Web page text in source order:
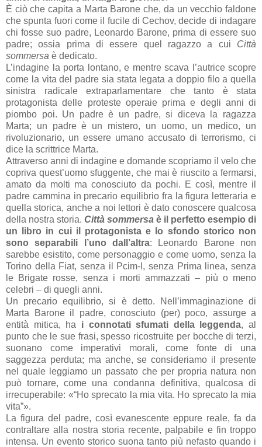
È ciò che capita a Marta Barone che, da un vecchio faldone
che spunta fuori come il fucile di Cechov, decide di indagare
chi fosse suo padre, Leonardo Barone, prima di essere suo
padre; ossia prima di essere quel ragazzo a cui Città
sommersa è dedicato.
L’indagine la porta lontano, e mentre scava l’autrice scopre
come la vita del padre sia stata legata a doppio filo a quella
sinistra radicale extraparlamentare che tanto è stata
protagonista delle proteste operaie prima e degli anni di
piombo poi. Un padre è un padre, si diceva la ragazza
Marta; un padre è un mistero, un uomo, un medico, un
rivoluzionario, un essere umano accusato di terrorismo, ci
dice la scrittrice Marta.
Attraverso anni di indagine e domande scopriamo il velo che
copriva quest’uomo sfuggente, che mai è riuscito a fermarsi,
amato da molti ma conosciuto da pochi. E così, mentre il
padre cammina in precario equilibrio fra la figura letteraria e
quella storica, anche a noi lettori è dato conoscere qualcosa
della nostra storia. Città sommersa è il perfetto esempio di
un libro in cui il protagonista e lo sfondo storico non
sono separabili l’uno dall’altra: Leonardo Barone non
sarebbe esistito, come personaggio e come uomo, senza la
Torino della Fiat, senza il Pcim-l, senza Prima linea, senza
le Brigate rosse, senza i morti ammazzati – più o meno
celebri – di quegli anni.
Un precario equilibrio, si è detto. Nell’immaginazione di
Marta Barone il padre, conosciuto (per) poco, assurge a
entità mitica, ha i connotati sfumati della leggenda, al
punto che le sue frasi, spesso ricostruite per bocche di terzi,
suonano come imperativi morali, come fonte di una
saggezza perduta; ma anche, se consideriamo il presente
nel quale leggiamo un passato che per propria natura non
può tornare, come una condanna definitiva, qualcosa di
irrecuperabile: «“Ho sprecato la mia vita. Ho sprecato la mia
vita”».
La figura del padre, così evanescente eppure reale, fa da
contraltare alla nostra storia recente, palpabile e fin troppo
intensa. Un evento storico suona tanto più nefasto quando i